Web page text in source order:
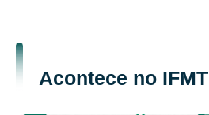
Acontece no IFMT